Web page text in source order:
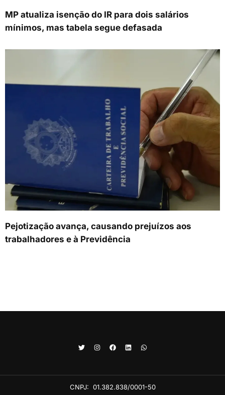
MP atualiza isenção do IR para dois salários
mínimos, mas tabela segue defasada
Pejotização avança, causando prejuízos aos
trabalhadores e à Previdência
CNPJ: 01.382.838/0001-50